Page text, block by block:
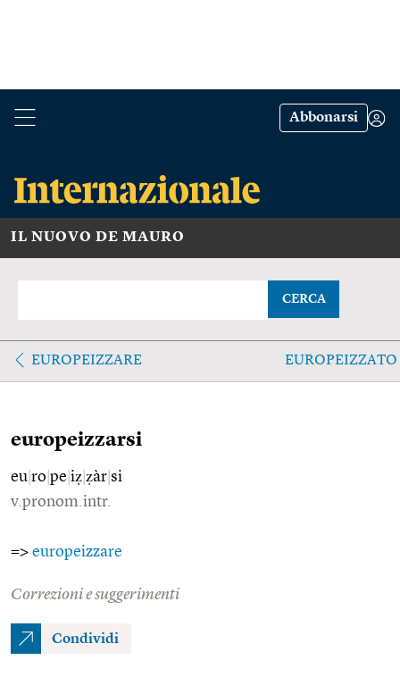
Abbonarsi
IL NUOVO DE MAURO
CERCA
EUROPEIZZARE EUROPEIZZATO
europeizzarsi
eu ro pe iẓ ẓàr si
v.pronom.intr.
=> europeizzare
Correzioni e suggerimenti
Condividi